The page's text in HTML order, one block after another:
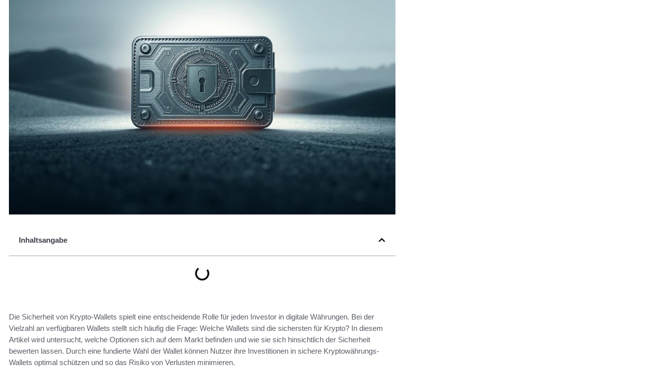
Inhaltsangabe
Die Sicherheit von Krypto-Wallets spielt eine entscheidende Rolle für jeden Investor in digitale Währungen. Bei der
Vielzahl an verfügbaren Wallets stellt sich häufig die Frage: Welche Wallets sind die sichersten für Krypto? In diesem
Artikel wird untersucht, welche Optionen sich auf dem Markt befinden und wie sie sich hinsichtlich der Sicherheit
bewerten lassen. Durch eine fundierte Wahl der Wallet können Nutzer ihre Investitionen in sichere Kryptowährungs-
Wallets optimal schützen und so das Risiko von Verlusten minimieren.